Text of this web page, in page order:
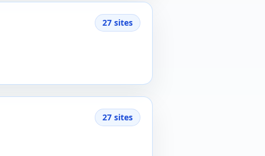
27 sites
27 sites